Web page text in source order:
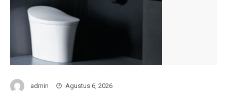
admin Agustus 6, 2026